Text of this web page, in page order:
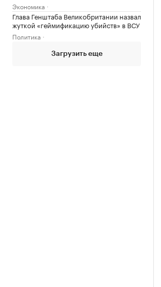
Экономика
Глава Генштаба Великобритании назвал
жуткой «геймификацию убийств» в ВСУ
Политика
Загрузить еще